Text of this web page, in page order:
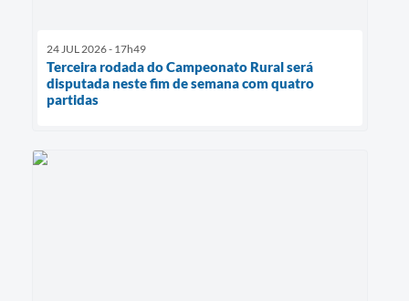
24 JUL 2026 - 17h49
Terceira rodada do Campeonato Rural será
disputada neste fim de semana com quatro
partidas